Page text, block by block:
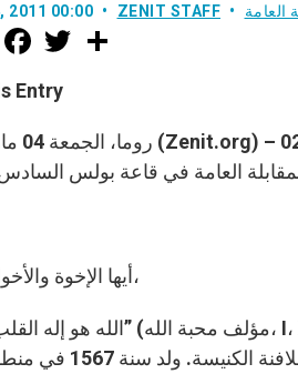
2011 00:00 ZENIT STAFF العامة
M
e
F
a
e
b
o
k
w
r
Entry
أيها الإخوة والأخوات الأعزاء،
أريد اليوم أن أحدثكم عنه وهو القديس فرنسيس